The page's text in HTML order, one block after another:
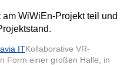
WiWiEn-Projekt teil und
Kollaborative VR-
Form einer großen Halle, in